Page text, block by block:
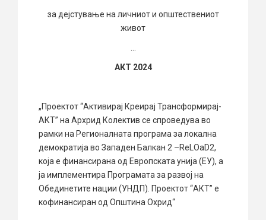
за дејстување на личниот и општествениот
живот
АКТ 2024
„Проектот “Активирај Креирај Трансформирај-
АКТ” на Архрид Колектив се спроведува во
рамки на Регионалната програма за локална
демократија во Западен Балкан 2 –ReLOaD2,
која е финансирана од Европската унија (ЕУ), а
ја имплементира Програмата за развој на
Обединетите нации (УНДП). Проектот “АКТ” е
кофинансиран од Општина Охрид“